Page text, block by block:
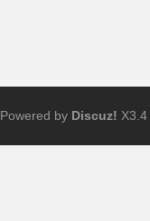
Powered by Discuz! X3.4